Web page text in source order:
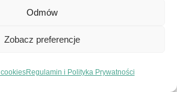
Odmów
Zobacz preferencje
Regulamin i Polityka Prywatności